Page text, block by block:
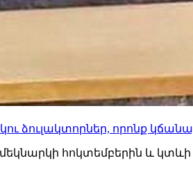
ձուլակտորներ, որոնք
հոկտեմբերին և